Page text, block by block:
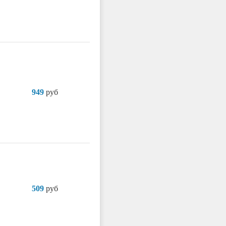
949 руб
509 руб